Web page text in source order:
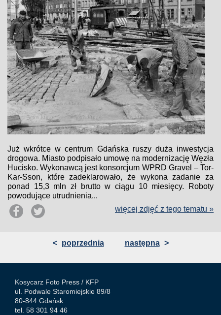
Już wkrótce w centrum Gdańska ruszy duża inwestycja
drogowa. Miasto podpisało umowę na modernizację Węzła
Hucisko. Wykonawcą jest konsorcjum WPRD Gravel – Tor-
Kar-Sson, które zadeklarowało, że wykona zadanie za
ponad 15,3 mln zł brutto w ciągu 10 miesięcy. Roboty
powodujące utrudnienia...
więcej zdjęć z tego tematu »
< poprzednia następna >
Kosycarz Foto Press / KFP
ul. Podwale Staromiejskie 89/8
80-844 Gdańsk
tel. 58 301 94 46